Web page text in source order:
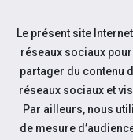
Aller au contenu
Nos
Le présent site
réseaux sociaux
partager du contenu
réseaux sociaux et
Par ailleurs, nous
de mesure